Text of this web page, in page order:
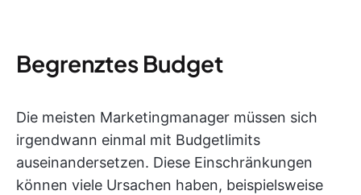
Begrenztes Budget
Die meisten Marketingmanager müssen sich
irgendwann einmal mit Budgetlimits
auseinandersetzen. Diese Einschränkungen
können viele Ursachen haben, beispielsweise